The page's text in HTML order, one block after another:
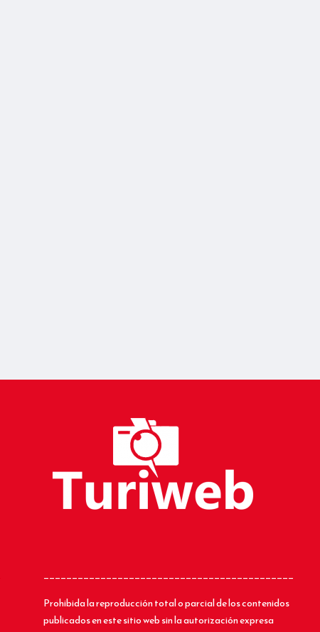
____________________________________________
Prohibida la reproducción total o parcial de los contenidos
publicados en este sitio web sin la autorización expresa